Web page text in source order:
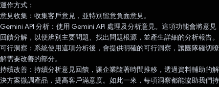
運作方式：
意見收集：收集客戶意見，並特別留意負面意見。
Gemini API 分析：使用 Gemini API 處理及分析意見。這項功能會將意見
回饋分解，以便辨別主要問題、找出問題根源，並產生詳細的分析報告。
可行洞察：系統使用這項分析後，會提供明確的可行洞察，讓團隊確切瞭
解需要改善的部分。
持續改善：持續分析意見回饋，讓企業隨著時間推移，透過資料輔助的解
決方案微調產品，提高客戶滿意度。如此一來，每項洞察都能協助我們持